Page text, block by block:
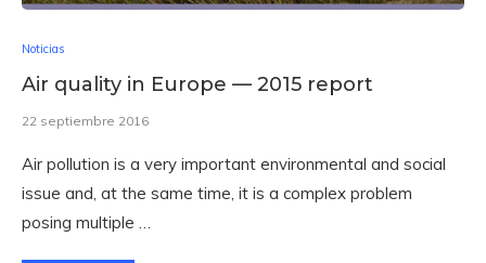
Noticias
Air quality in Europe — 2015 report
22 septiembre 2016
Air pollution is a very important environmental and social
issue and, at the same time, it is a complex problem
posing multiple …